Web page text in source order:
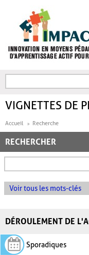
FORMULAIRE DE
VIGNETTES DE
Accueil Recherche
RECHERCHER
Voir tous les mots-clés
DÉROULEMENT DE
Sporadiques